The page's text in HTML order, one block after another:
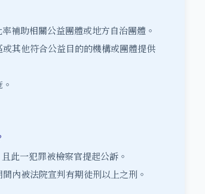
補助相關公益團體或地方自治團體。
其他符合公益目的的機構或團體提供
此一犯罪被檢察官提起公訴。
內被法院宣判有期徒刑以上之刑。